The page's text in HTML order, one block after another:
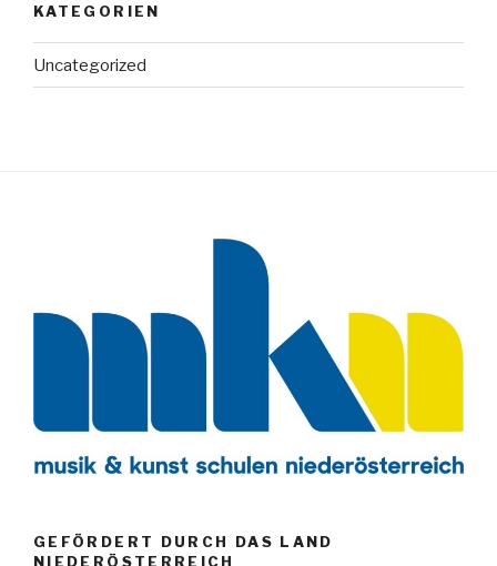
KATEGORIEN
Uncategorized
GEFÖRDERT DURCH DAS LAND
NIEDERÖSTERREICH